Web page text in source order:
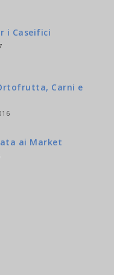
i Caseifici
Carni e
ai Market